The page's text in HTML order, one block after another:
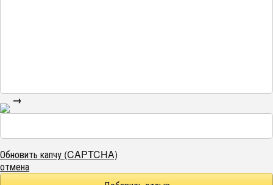
→
Обновить капчу (CAPTCHA)
отмена